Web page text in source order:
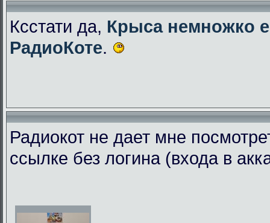
Ксстати да, Крыса немножко
РадиоКоте.
Радиокот не дает мне
ссылке без логина (входа в